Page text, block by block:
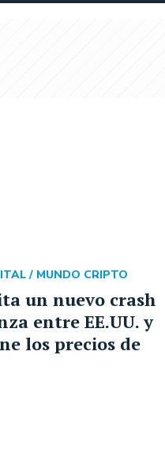
un nuevo crash
entre EE.UU. y
los precios de
/ MUNDO CRIPTO